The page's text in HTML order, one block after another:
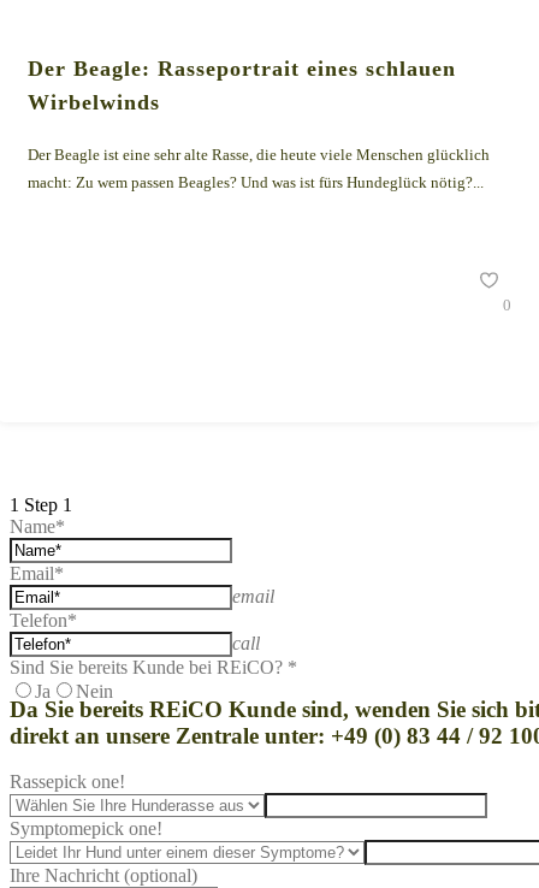
Der Beagle: Rasseportrait eines schlauen
Wirbelwinds
Der Beagle ist eine sehr alte Rasse, die heute viele Menschen glücklich
macht: Zu wem passen Beagles? Und was ist fürs Hundeglück nötig?...
0
1 Step 1
Name*
Email*
email
Telefon*
call
Sind Sie bereits Kunde bei REiCO? *
Ja
Nein
Da Sie bereits REiCO Kunde sind, wenden Sie sich
direkt an unsere Zentrale unter: +49 (0) 83 44 / 92
Rassepick one!
Symptomepick one!
Ihre Nachricht (optional)